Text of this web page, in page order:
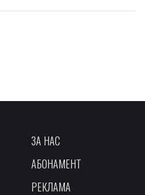
ЗА НАС
АБОНАМЕНТ
РЕКЛАМА